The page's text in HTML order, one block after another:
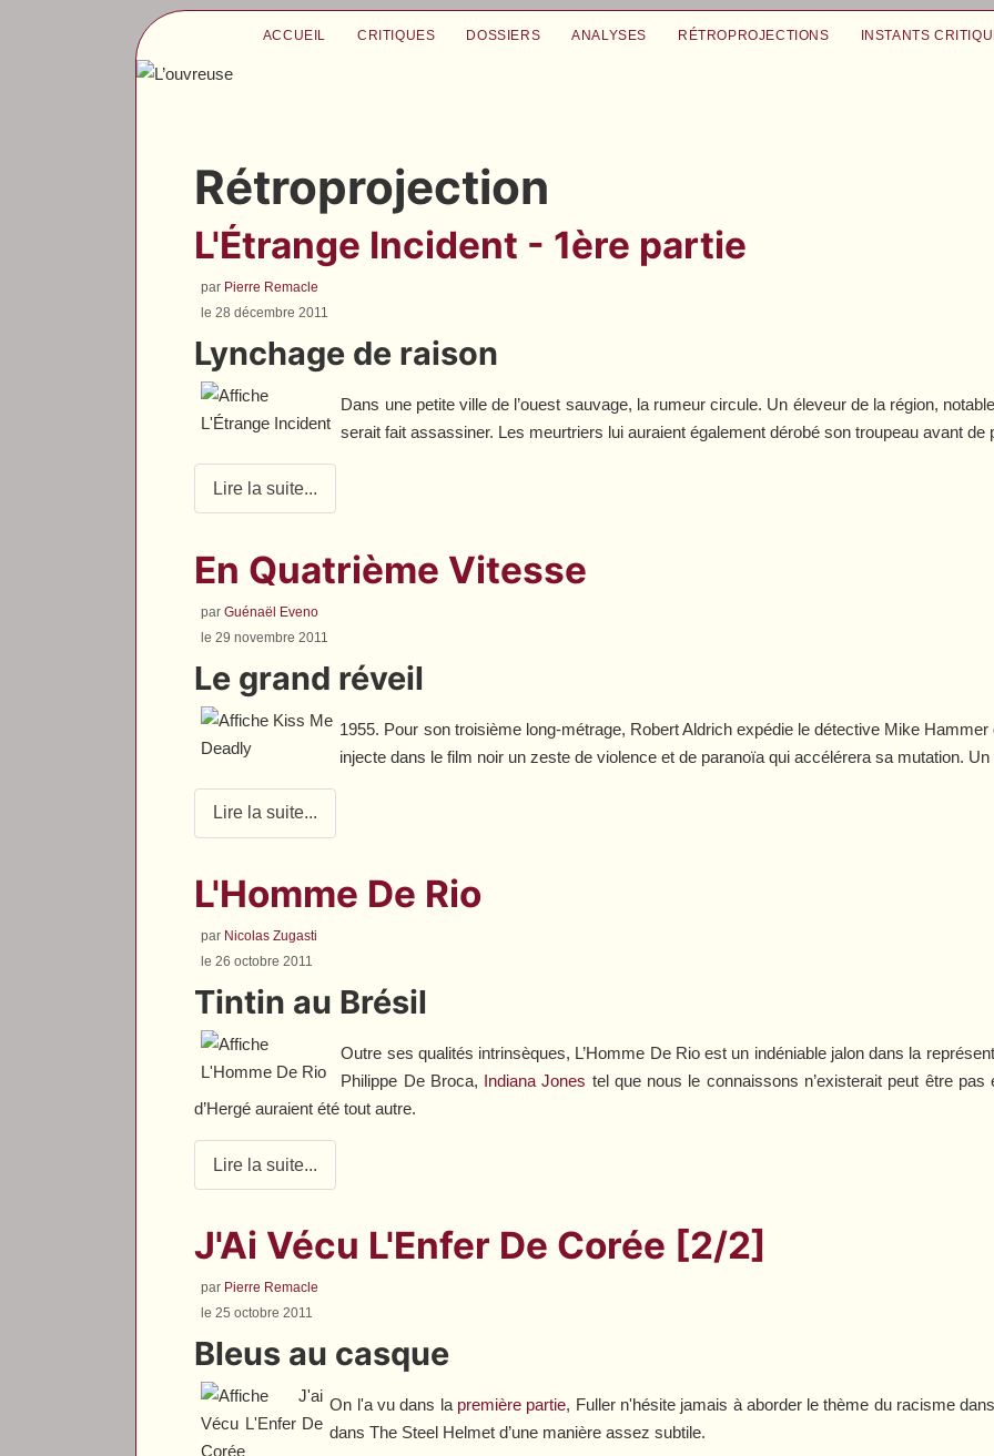
ACCUEIL CRITIQUES DOSSIERS ANALYSES RÉTROPROJECTIONS INSTANTS
Rétroprojection
L'Étrange Incident - 1ère partie
par Pierre Remacle
le 28 décembre 2011
Lynchage de raison
Dans une petite ville de l’ouest sauvage, la rumeur circule. Un éleveur de la région,
serait fait assassiner. Les meurtriers lui auraient également dérobé son troupeau avant de
Lire la suite...
En Quatrième Vitesse
parGuénaël Eveno
le 29 novembre 2011
Le grand réveil
1955. Pour son troisième long-métrage, Robert Aldrich expédie le détective Mike
injecte dans le film noir un zeste de violence et de paranoïa qui accélérera sa mutation.
Lire la suite...
L'Homme De Rio
par Nicolas Zugasti
le 26 octobre 2011
Tintin au Brésil
Outre ses qualités intrinsèques, L’Homme De Rioest un indéniable jalon dans la
Philippe De Broca, Indiana Jones tel que nous le connaissons n’existerait peut être
d’Hergé auraient été tout autre.
Lire la suite...
J'Ai Vécu L'Enfer De Corée [2/2]
par Pierre Remacle
le 25 octobre 2011
Bleus au casque
On l'a vu dans la première partie, Fuller n'hésite jamais à aborder le thème du racisme
dansThe Steel Helmet d’une manière assez subtile.